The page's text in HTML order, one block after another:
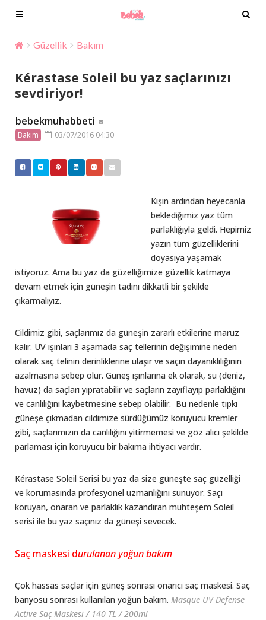
T
o
g
g
l
e
n
v
i
g
T
o
g
i
n
Güzellik Bakım
Kérastase Soleil bu yaz saçlarınızı
sevdiriyor!
bebekmuhabbeti
Bakım 03/07/2016 04:30
Kışın ardından heyecanla
beklediğimiz yaz tüm
parlaklığıyla geldi. Hepimiz
yazın tüm güzelliklerini
doyasıya yaşamak
istiyoruz. Ama bu yaz da güzelliğimize güzellik katmaya
devam etmek için güneşin tadını dikkatli bir şekilde
çıkarmalıyız.
Cildimiz gibi, saçlarımız da güneşin zararlı etkilerine maruz
kalır. UV ışınları 3 aşamada saç tellerinin değişimine neden
olarak saç telinin derinliklerine ulaşır ve saçın dayanıklılığının
azalmasına sebep olur. Güneş ışınlarına ek olarak, su (deniz,
havuz) da saçları yıpratabilir ve saçların zayıflayıp parlaklığını
ve canlılığını kaybetmesine sebep olabilir. Bu nedenle tıpkı
güneşe çıkmadan cildimize sürdüğümüz koruyucu kremler
gibi, saçlarımızın da canlılığını yitirmemesi ve göz alıcı şekilde
parlaması için koruyucu bir bakıma ihtiyacı vardır.
Kérastase Soleil Serisi bu yaz da size güneşte saç güzelliği
ve korumasında profesyonel uzmanlığını sunuyor. Saçı
koruyan, onaran ve parlaklık kazandıran muhteşem Soleil
serisi ile bu yaz saçınız da güneşi sevecek.
Saç maskesi durulanan yoğun bakım
Çok hassas saçlar için güneş sonrası onarıcı saç maskesi. Saç
banyosu sonrası kullanılan yoğun bakım. Masque UV Defense
Active Saç Maskesi / 140 TL / 200ml